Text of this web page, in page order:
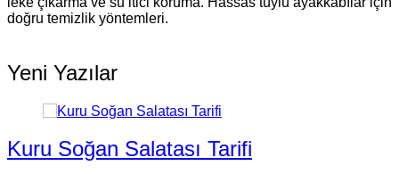
doğru temizlik yöntemleri.
Yeni Yazılar
Kuru Soğan Salatası Tarifi